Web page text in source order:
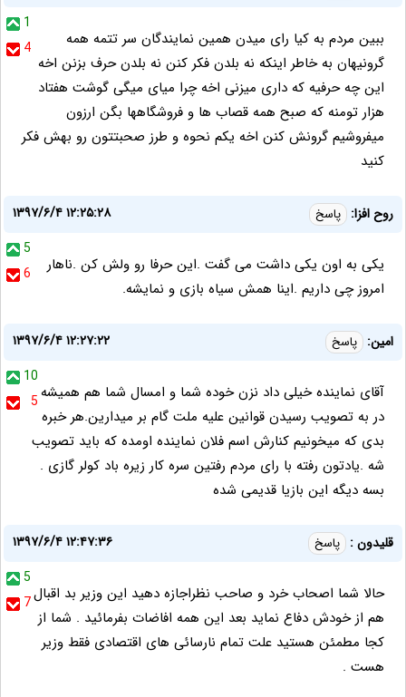
1
4
ببین مردم به کیا رای میدن همین نمایندگان سر تتمه همه
گرونیهان به خاطر اینکه نه بلدن فکر کنن نه بلدن حرف بزنن اخه
این چه حرفیه که داری میزنی اخه چرا میای میگی گوشت هفتاد
هزار تومنه که صبح همه قصاب ها و فروشگاهها بگن ارزون
میفروشیم گرونش کنن اخه یکم نحوه و طرز صحبتتون رو بهش فکر
کنید
روح افزا: پاسخ
۱۳۹۷/۶/۴ ۱۲:۲۵:۲۸
5
6
یکی به اون یکی داشت می گفت .این حرفا رو ولش کن .ناهار
امروز چی داریم .اینا همش سیاه بازی و نمایشه.
امین: پاسخ
۱۳۹۷/۶/۴ ۱۲:۲۷:۲۲
10
5آقای نماینده خیلی داد نزن خوده شما و امسال شما هم همیشه
در به تصویب رسیدن قوانین علیه ملت گام بر میدارین.هر خبره
بدی که میخونیم کنارش اسم فلان نماینده اومده که باید تصویب
شه .یادتون رفته با رای مردم رفتین سره کار زیره باد کولر گازی .
بسه دیگه این بازیا قدیمی شده
قلیدون : پاسخ
۱۳۹۷/۶/۴ ۱۲:۴۷:۳۶
5
7حالا شما اصحاب خرد و صاحب نظراجازه دهید این وزیر بد اقبال
هم از خودش دفاع نماید بعد این همه افاضات بفرمائید . شما از
کجا مطمئن هستید علت تمام نارسائی های اقتصادی فقط وزیر
هست .